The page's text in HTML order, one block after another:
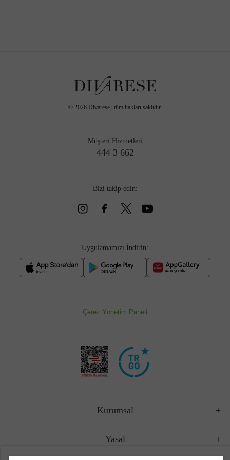
© 2026 Divarese | tüm hakları saklıdır.
Müşteri Hizmetleri
444 3 662
Bizi takip edin:
Uygulamamızı İndirin:
Çerez Yönetim Paneli
Kurumsal
Yasal